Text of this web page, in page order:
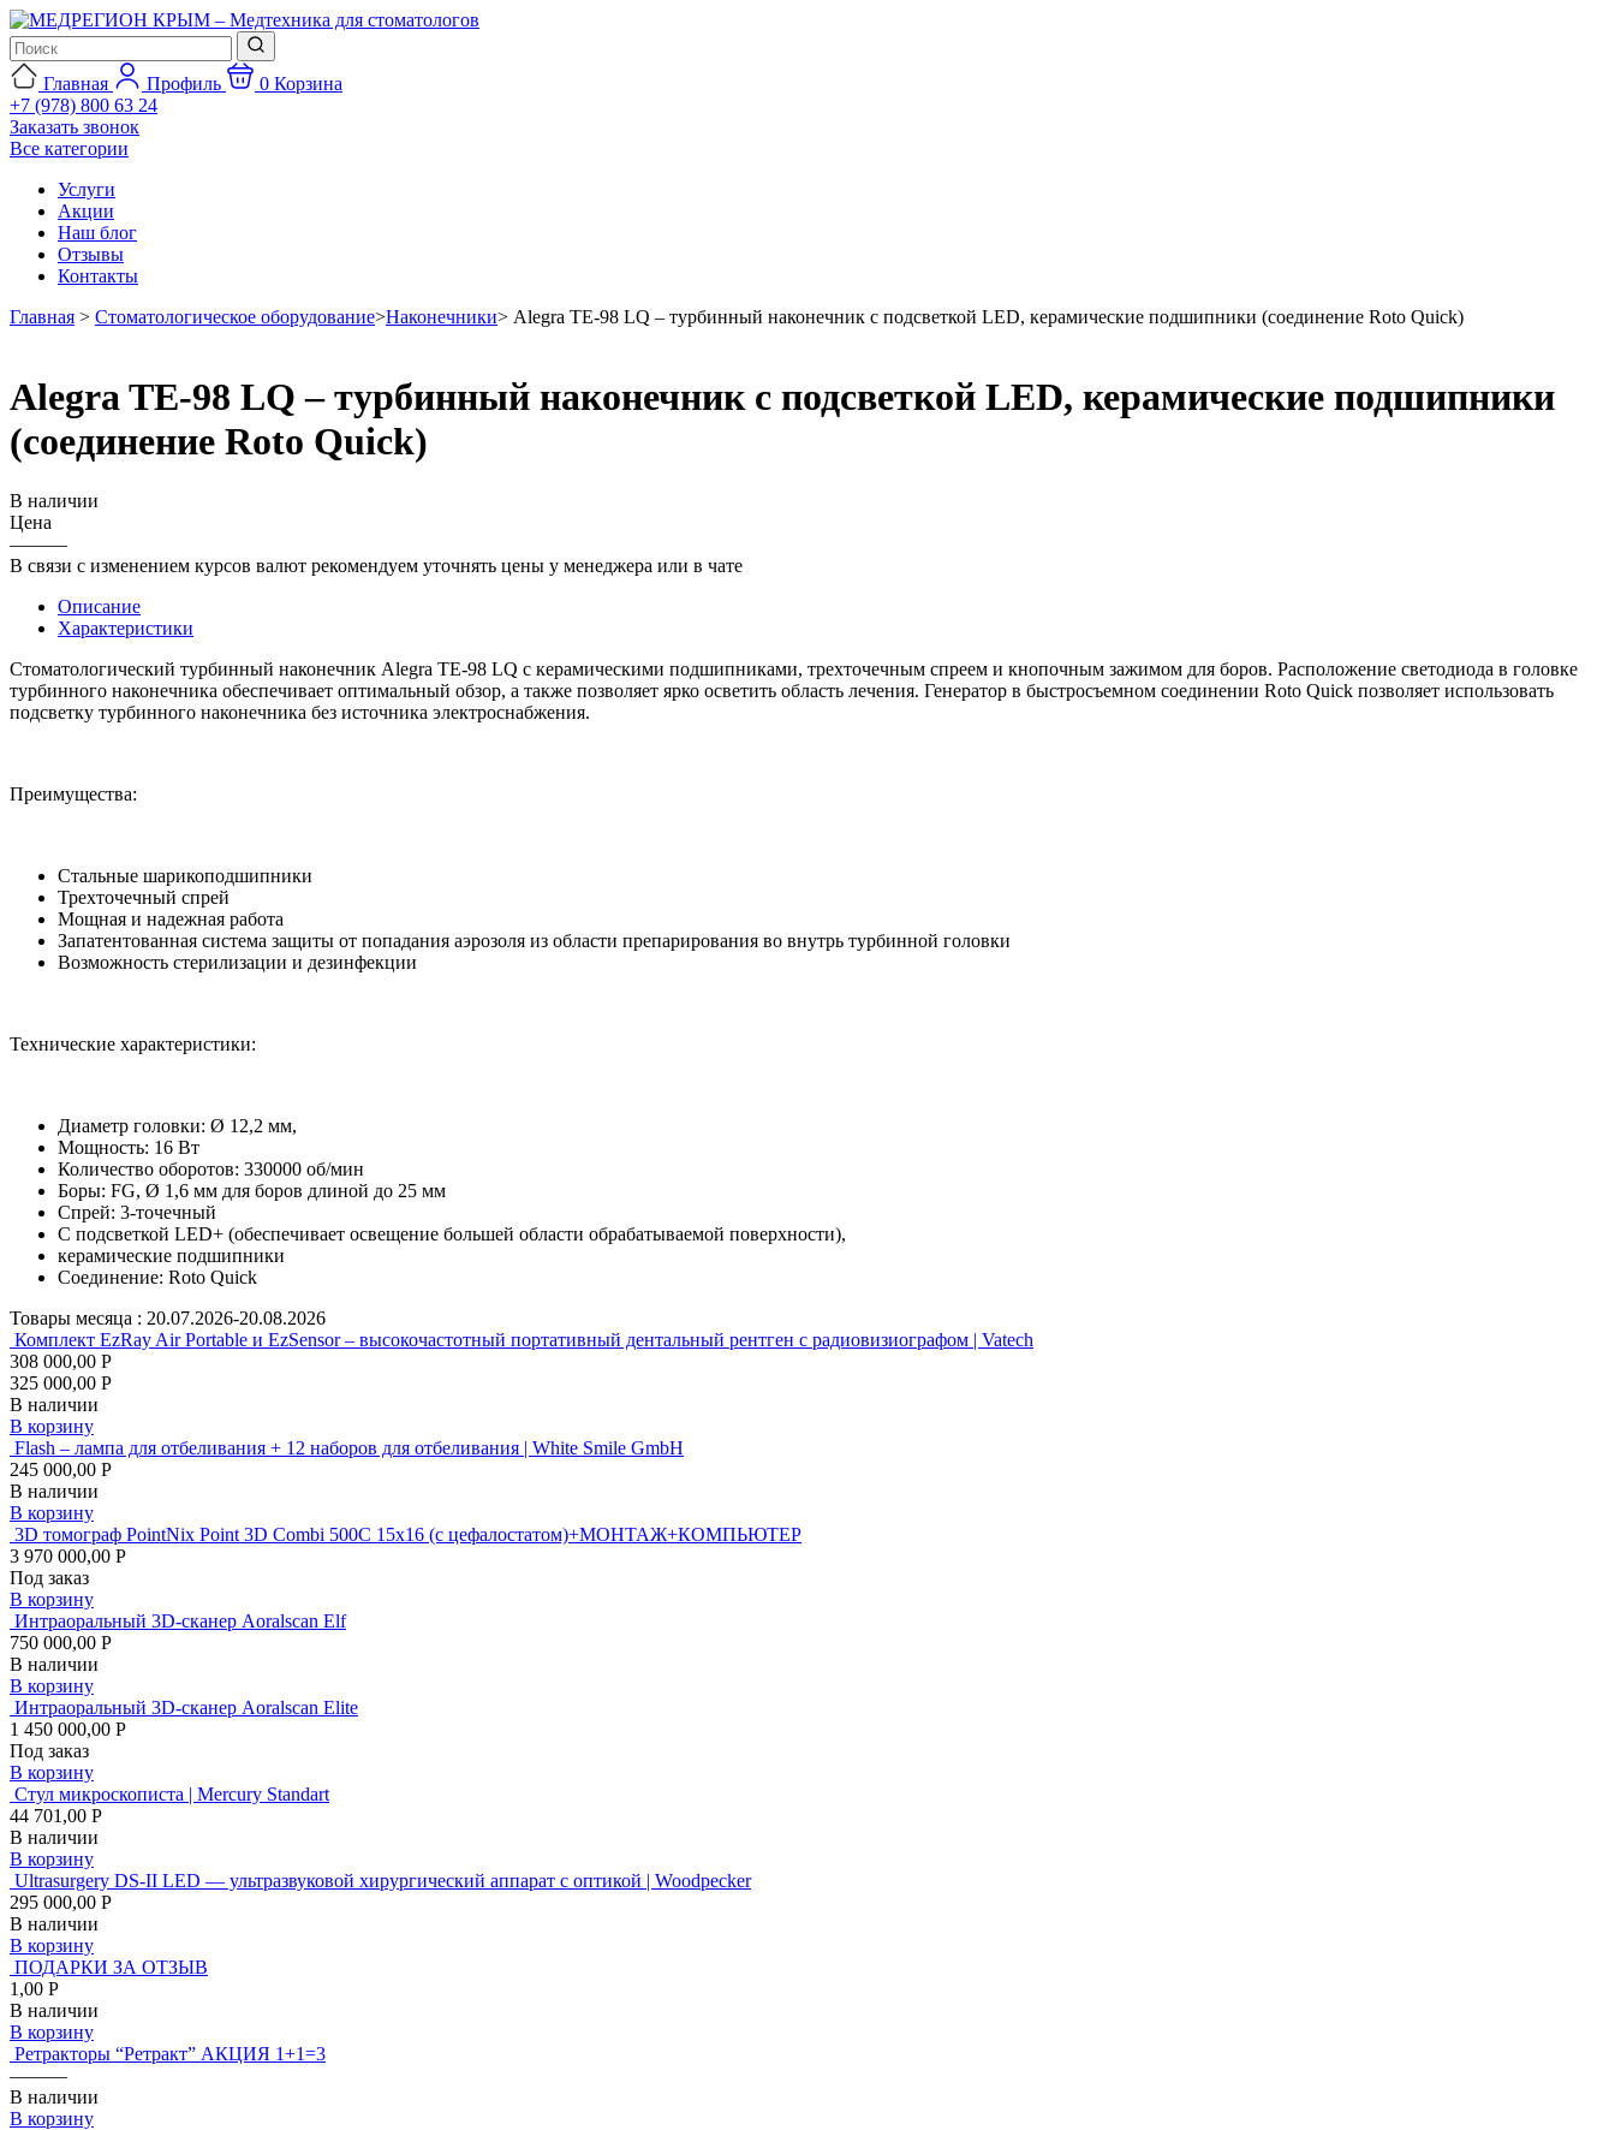
Главная Профиль 0 Корзина
+7 (978) 800 63 24
Заказать звонок
Все категории
Услуги
Акции
Наш блог
Отзывы
Контакты
Главная > Стоматологическое оборудование>Наконечники> Alegra TE-98 LQ – турбинный наконечник с подсветкой LED, керамические подшипники (соединение Roto Quick)
Alegra TE-98 LQ – турбинный наконечник с подсветкой LED, керамические подшипники
(соединение Roto Quick)
В наличии
Цена
———
В связи с изменением курсов валют рекомендуем уточнять цены у менеджера или в чате
Описание
Характеристики
Стоматологический турбинный наконечник Alegra TE-98 LQ с керамическими подшипниками, трехточечным спреем и кнопочным зажимом для боров. Расположение светодиода в головке
турбинного наконечника обеспечивает оптимальный обзор, а также позволяет ярко осветить область лечения. Генератор в быстросъемном соединении Roto Quick позволяет использовать
подсветку турбинного наконечника без источника электроснабжения.
Преимущества:
Стальные шарикоподшипники
Трехточечный спрей
Мощная и надежная работа
Запатентованная система защиты от попадания аэрозоля из области препарирования во внутрь турбинной головки
Возможность стерилизации и дезинфекции
Технические характеристики:
Диаметр головки: Ø 12,2 мм,
Мощность: 16 Вт
Количество оборотов: 330000 об/мин
Боры: FG, Ø 1,6 мм для боров длиной до 25 мм
Спрей: 3-точечный
С подсветкой LED+ (обеспечивает освещение большей области обрабатываемой поверхности),
керамические подшипники
Соединение: Roto Quick
Товары месяца : 20.07.2026-20.08.2026
Комплект EzRay Air Portable и EzSensor – высокочастотный портативный дентальный рентген с радиовизиографом | Vatech
308 000,00 Р
325 000,00 Р
В наличии
В корзину
Flash – лампа для отбеливания + 12 наборов для отбеливания | White Smile GmbH
245 000,00 Р
В наличии
В корзину
3D томограф PointNix Point 3D Combi 500C 15х16 (с цефалостатом)+МОНТАЖ+КОМПЬЮТЕР
3 970 000,00 Р
Под заказ
В корзину
Интраоральный 3D-сканер Aoralscan Elf
750 000,00 Р
В наличии
В корзину
Интраоральный 3D-сканер Aoralscan Elite
1 450 000,00 Р
Под заказ
В корзину
Стул микроскописта | Mercury Standart
44 701,00 Р
В наличии
В корзину
Ultrasurgery DS-II LED — ультразвуковой хирургический аппарат с оптикой | Woodpecker
295 000,00 Р
В наличии
В корзину
ПОДАРКИ ЗА ОТЗЫВ
1,00 Р
В наличии
В корзину
Ретракторы “Ретракт” АКЦИЯ 1+1=3
———
В наличии
В корзину